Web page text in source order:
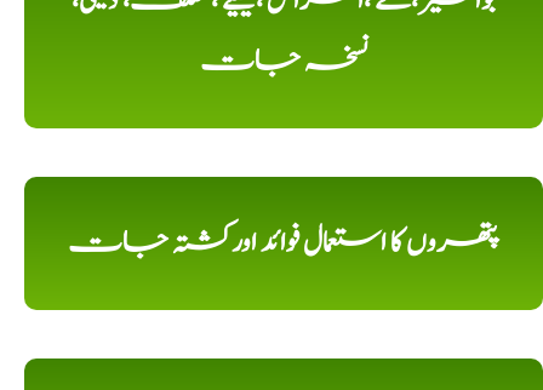
نسخہ جات
پتھروں کا استعمال فوائد اورکشتہ جات